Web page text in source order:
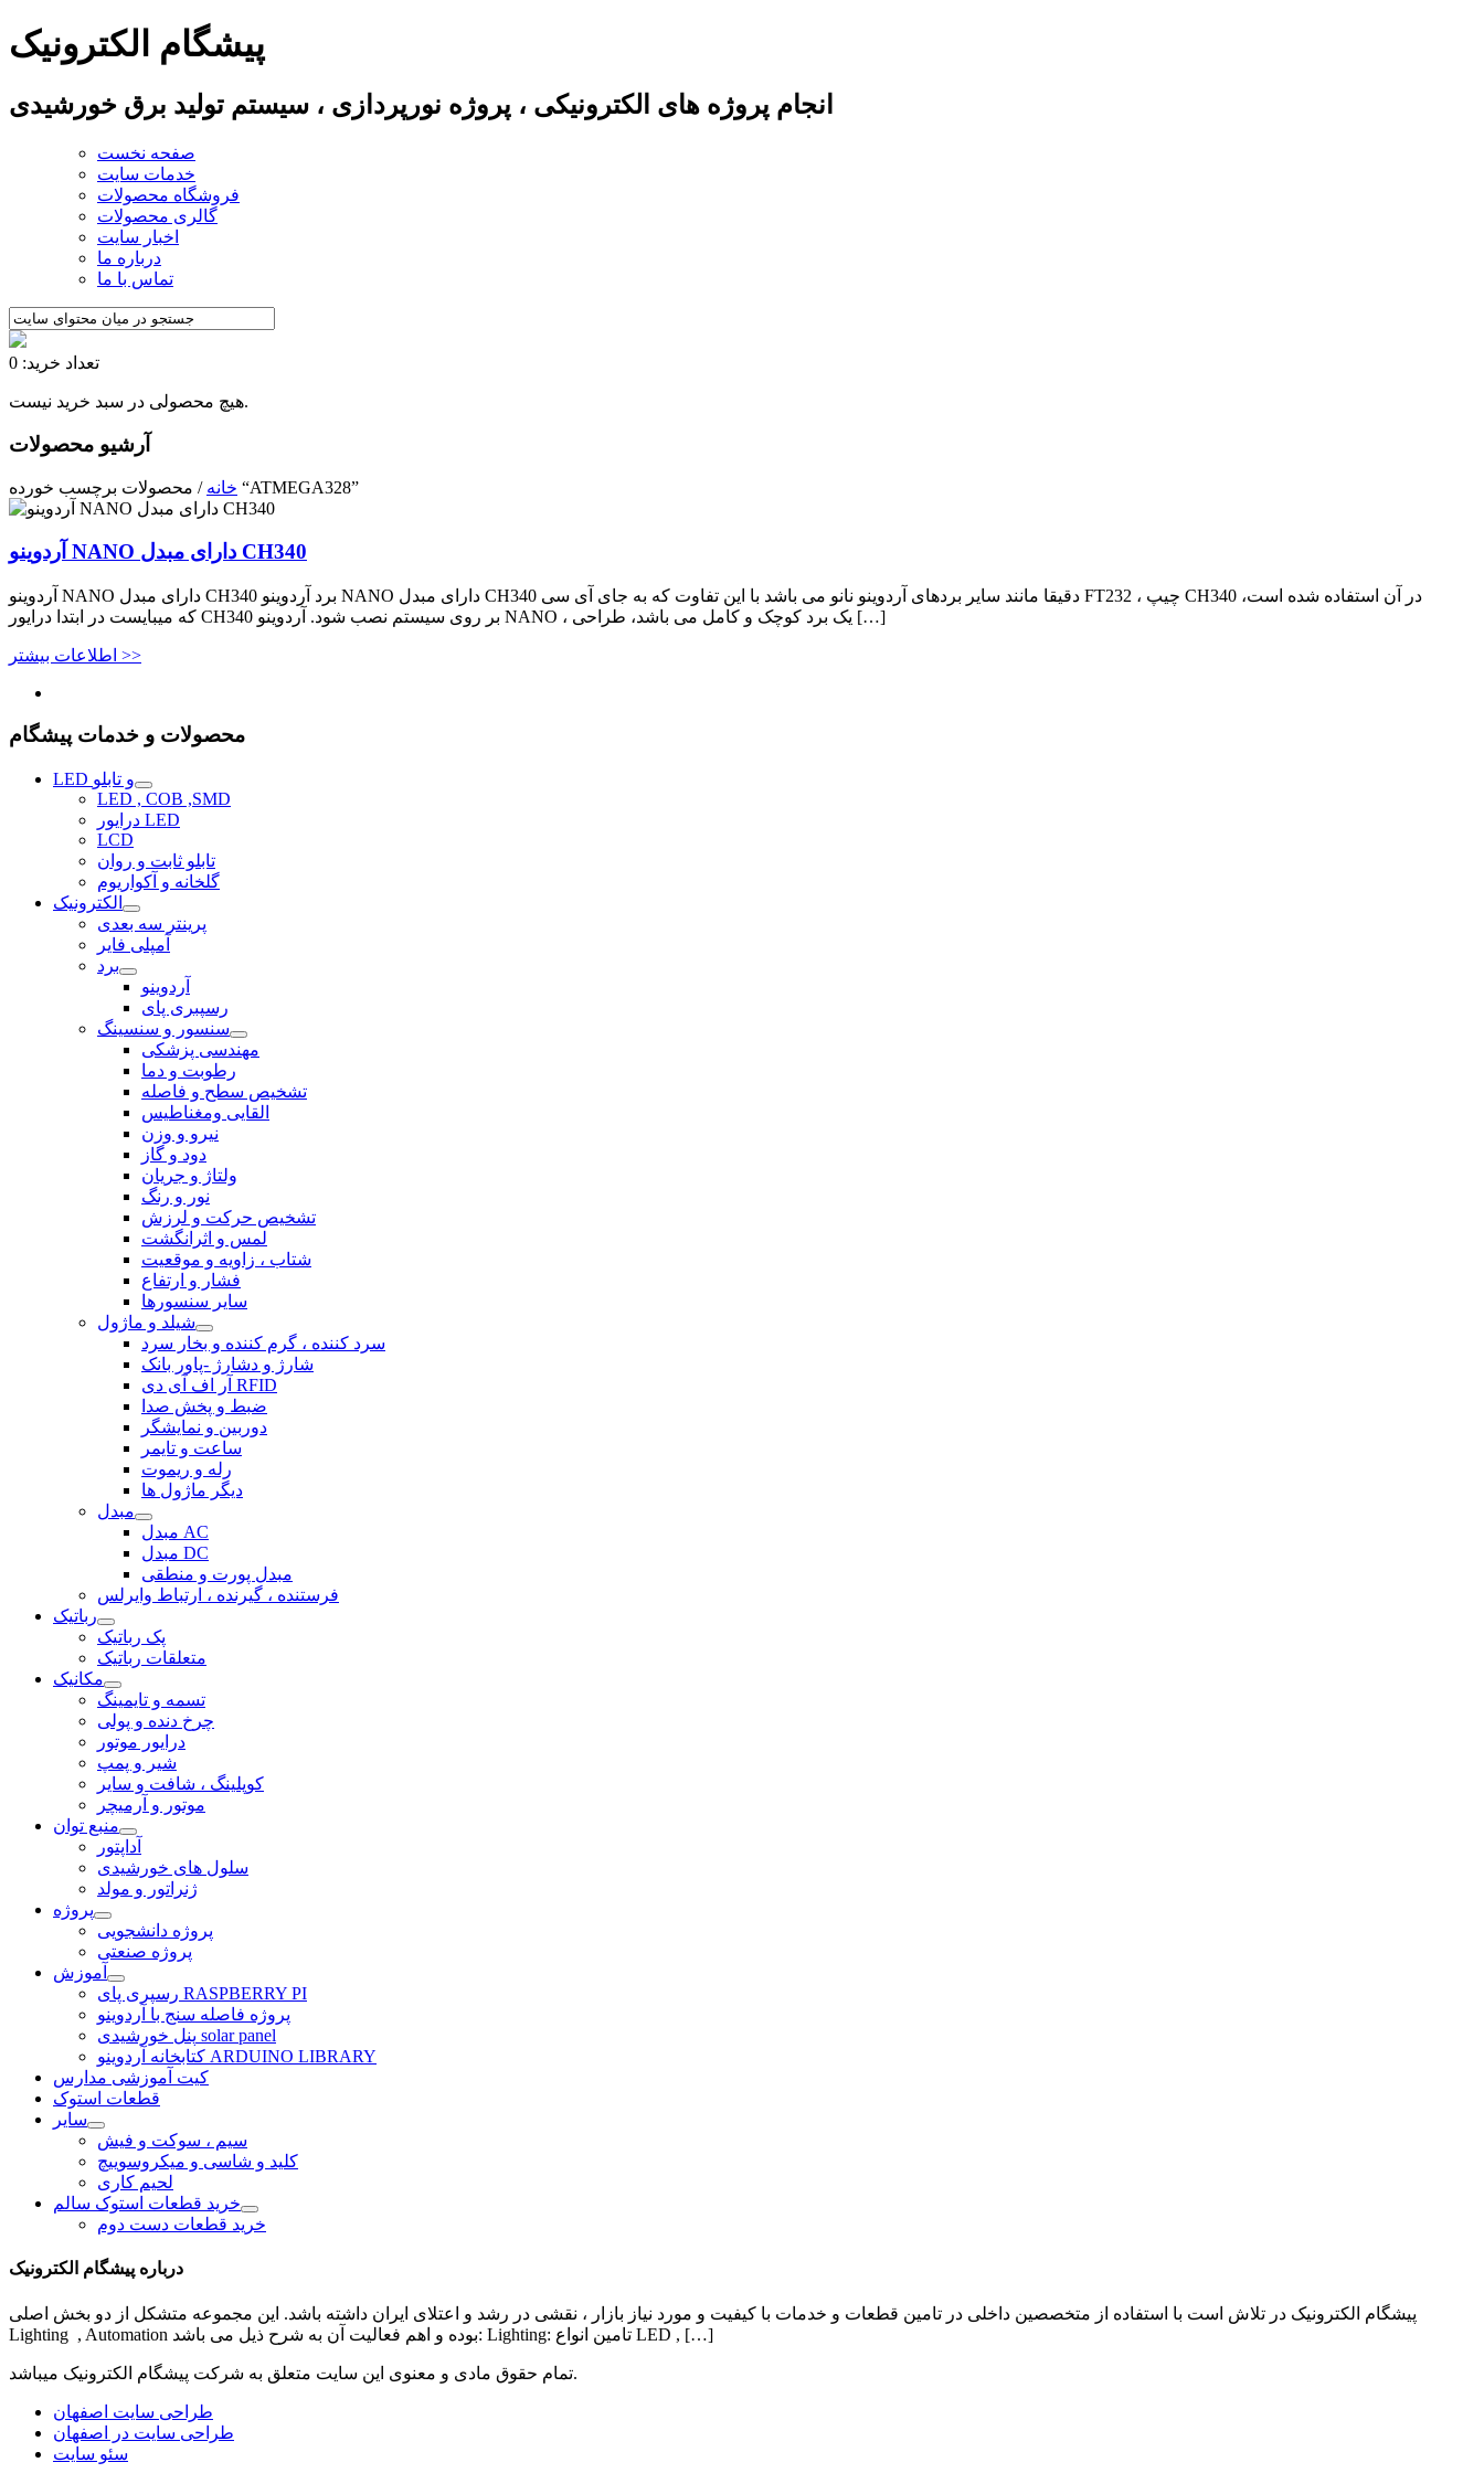
پیشگام الکترونیک
انجام پروژه های الکترونیکی ، پروژه نورپردازی ، سیستم تولید برق خورشیدی
صفحه نخست
خدمات سایت
فروشگاه محصولات
گالری محصولات
اخبار سایت
درباره ما
تماس با ما
تعداد خرید: 0
هیچ محصولی در سبد خرید نیست.
آرشیو محصولات
خانه / محصولات برچسب خورده “ATMEGA328”
آردوینو NANO دارای مبدل CH340
آردوینو NANO دارای مبدل CH340 برد آردوینو NANO دارای مبدل CH340 دقیقا مانند سایر بردهای آردوینو نانو می باشد با این تفاوت که به جای آی سی FT232 ، چیپ CH340 در آن استفاده شده است،
که میبایست در ابتدا درایور CH340 بر روی سیستم نصب شود. آردوینو NANO ، یک برد کوچک و کامل می باشد، طراحی […]
اطلاعات بیشتر >>
محصولات و خدمات پیشگام
LED و تابلو
LED , COB ,SMD
درایور LED
LCD
تابلو ثابت و روان
گلخانه و آکواریوم
الکترونیک
پرینتر سه بعدی
آمپلی فایر
برد
آردوینو
رسپبری پای
سنسور و سنسینگ
مهندسی پزشکی
رطوبت و دما
تشخیص سطح و فاصله
القایی ومغناطیس
نیرو و وزن
دود و گاز
ولتاژ و جریان
نور و رنگ
تشخیص حرکت و لرزش
لمس و اثرانگشت
شتاب ، زاویه و موقعیت
فشار و ارتفاع
سایر سنسورها
شیلد و ماژول
سرد کننده ، گرم کننده و بخار سرد
شارژ و دشارژ -پاور بانک
آر اف آی دی RFID
ضبط و پخش صدا
دوربین و نمایشگر
ساعت و تایمر
رله و ریموت
دیگر ماژول ها
مبدل
مبدل AC
مبدل DC
مبدل پورت و منطقی
فرستنده ، گیرنده ، ارتباط وایرلس
رباتیک
پک رباتیک
متعلقات رباتیک
مکانیک
تسمه و تایمینگ
چرخ دنده و پولی
درایور موتور
شیر و پمپ
کوپلینگ ، شافت و سایر
موتور و آرمیچر
منبع توان
آداپتور
سلول های خورشیدی
ژنراتور و مولد
پروژه
پروژه دانشجویی
پروژه صنعتی
آموزش
رسپری پای RASPBERRY PI
پروژه فاصله سنج با آردوینو
پنل خورشیدی solar panel
کتابخانه آردوینو ARDUINO LIBRARY
کیت آموزشی مدارس
قطعات استوک
سایر
سیم ، سوکت و فیش
کلید و شاسی و میکروسوییچ
لحیم کاری
خرید قطعات استوک سالم
خرید قطعات دست دوم
درباره پیشگام الکترونیک
پیشگام الکترونیک در تلاش است با استفاده از متخصصین داخلی در تامین قطعات و خدمات با کیفیت و مورد نیاز بازار ، نقشی در رشد و اعتلای ایران داشته باشد. این مجموعه متشکل از دو بخش اصلی
Lighting , Automation بوده و اهم فعالیت آن به شرح ذیل می باشد: Lighting: تامین انواع LED , […]
تمام حقوق مادی و معنوی این سایت متعلق به شرکت پیشگام الکترونیک میباشد.
طراحی سایت اصفهان
طراحی سایت در اصفهان
سئو سایت